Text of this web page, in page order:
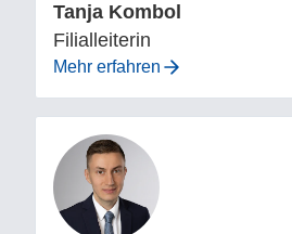
Tanja Kombol
Filialleiterin
Mehr erfahren